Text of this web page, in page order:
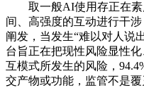
取一般AI使用存正在素
间、高强度的互动进行干
阐发，当发生“难以对人说
台旨正在把现性风险显性
互模式所发生的风险，
交产物或功能，监管不是